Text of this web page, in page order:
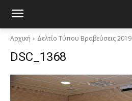
Αρχική Δελτίο Τύπου Βραβεύσεις 2019
DSC_1368